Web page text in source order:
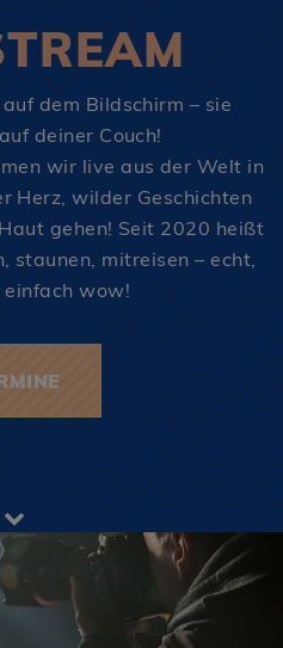
dem Bildschirm – sie
deiner Couch!
wir live aus der Welt in
Herz, wilder Geschichten
gehen! Seit 2020 heißt
staunen, mitreisen – echt,
wow!